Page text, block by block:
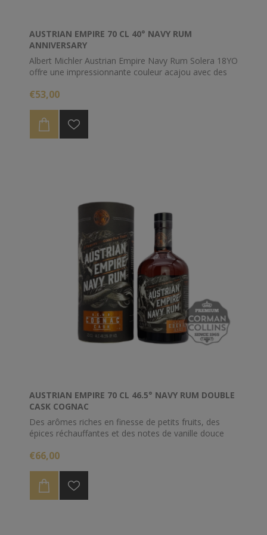
AUSTRIAN EMPIRE 70 CL 40° NAVY RUM
ANNIVERSARY
Albert Michler Austrian Empire Navy Rum Solera 18YO
offre une impressionnante couleur acajou avec des
rhum moderne avec un caractère incomparable et
dans le processus Solera en République dominicaine.
€53,00
AUSTRIAN EMPIRE 70 CL 46.5° NAVY RUM DOUBLE
CASK COGNAC
Des arômes riches en finesse de petits fruits, des
épices réchauffantes et des notes de vanille douce
€66,00